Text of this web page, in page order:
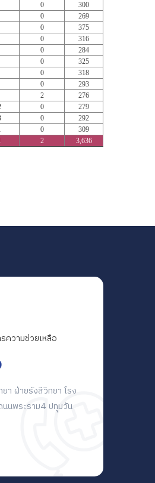
0
300
0
269
0
375
0
316
0
284
0
325
0
318
0
293
2
276
0
279
0
292
0
309
2 3,636
ความช่วยเหลือ
า ฝ่ายรังสีวิทยา โรง
นนพระราม4 ปทุมวัน